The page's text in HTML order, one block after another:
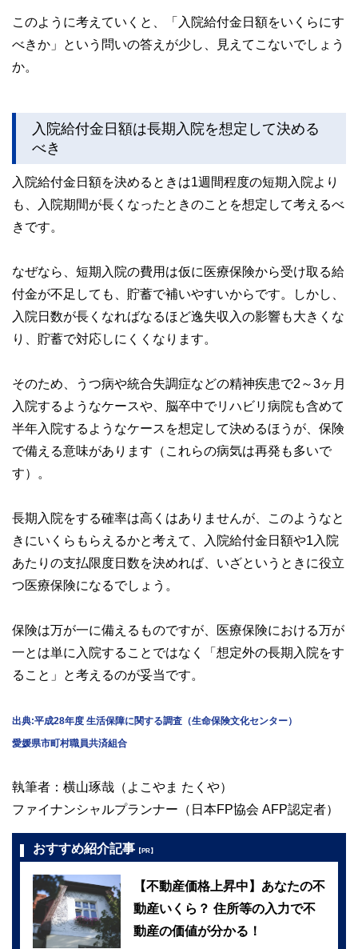
このように考えていくと、「入院給付金日額をいくらにす
べきか」という問いの答えが少し、見えてこないでしょう
か。
入院給付金日額は長期入院を想定して決める
べき
入院給付金日額を決めるときは1週間程度の短期入院より
も、入院期間が長くなったときのことを想定して考えるべ
きです。
なぜなら、短期入院の費用は仮に医療保険から受け取る給
付金が不足しても、貯蓄で補いやすいからです。しかし、
入院日数が長くなればなるほど逸失収入の影響も大きくな
り、貯蓄で対応しにくくなります。
そのため、うつ病や統合失調症などの精神疾患で2～3ヶ月
入院するようなケースや、脳卒中でリハビリ病院も含めて
半年入院するようなケースを想定して決めるほうが、保険
で備える意味があります（これらの病気は再発も多いで
す）。
長期入院をする確率は高くはありませんが、このようなと
きにいくらもらえるかと考えて、入院給付金日額や1入院
あたりの支払限度日数を決めれば、いざというときに役立
つ医療保険になるでしょう。
保険は万が一に備えるものですが、医療保険における万が
一とは単に入院することではなく「想定外の長期入院をす
ること」と考えるのが妥当です。
出典:平成28年度 生活保障に関する調査（生命保険文化センター）
愛媛県市町村職員共済組合
執筆者：横山琢哉（よこやま たくや）
ファイナンシャルプランナー（日本FP協会 AFP認定者）
おすすめ紹介記事 【PR】
【不動産価格上昇中】あなたの不
動産いくら？ 住所等の入力で不
動産の価値が分かる！